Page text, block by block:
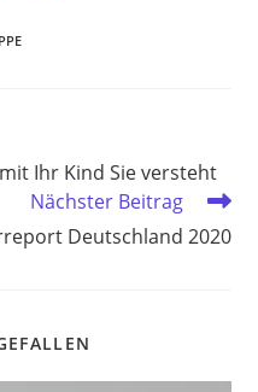
Ihr Kind Sie versteht
Nächster Beitrag
Deutschland 2020